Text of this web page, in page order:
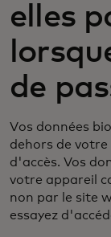
elles
de
Vos données
dehors de votre
d'accès. Vos
votre appareil
non par le site
essayez